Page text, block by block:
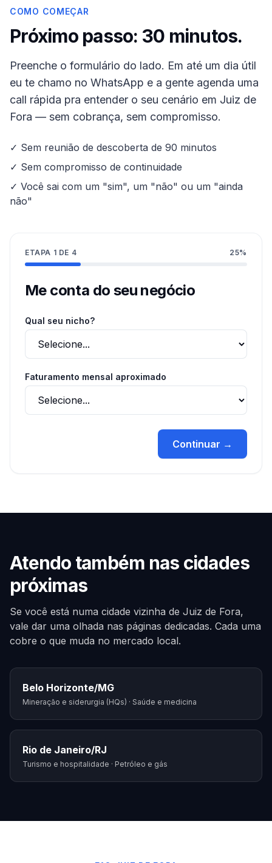
COMO COMEÇAR
Próximo passo: 30 minutos.
Preenche o formulário do lado. Em até um dia útil
eu te chamo no WhatsApp e a gente agenda uma
call rápida pra entender o seu cenário em Juiz de
Fora — sem cobrança, sem compromisso.
✓ Sem reunião de descoberta de 90 minutos
✓ Sem compromisso de continuidade
✓ Você sai com um "sim", um "não" ou um "ainda
não"
ETAPA 1 DE 4 25%
Me conta do seu negócio
Qual seu nicho?
Faturamento mensal aproximado
Continuar →
Atendo também nas cidades
próximas
Se você está numa cidade vizinha de Juiz de Fora,
vale dar uma olhada nas páginas dedicadas. Cada uma
cobre o que muda no mercado local.
Belo Horizonte/MG
Mineração e siderurgia (HQs) · Saúde e medicina
Rio de Janeiro/RJ
Turismo e hospitalidade · Petróleo e gás